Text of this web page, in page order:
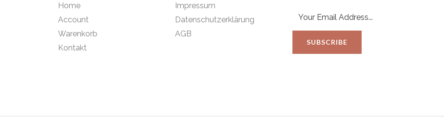
Home
Account
Warenkorb
Kontakt
Impressum
Datenschutzerklärung
AGB
SUBSCRIBE